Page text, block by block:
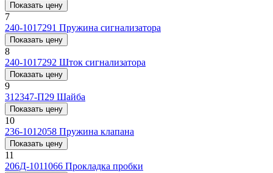
Показать цену
7
240-1017291 Пружина сигнализатора
Показать цену
8
240-1017292 Шток сигнализатора
Показать цену
9
312347-П29 Шайба
Показать цену
10
236-1012058 Пружина клапана
Показать цену
11
206Д-1011066 Прокладка пробки